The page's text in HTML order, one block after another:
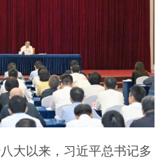
以来，习近平总书记多